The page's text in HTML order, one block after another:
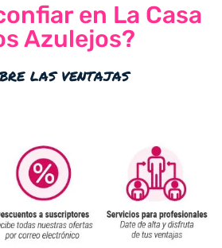
en La Casa
Azulejos?
las ventajas